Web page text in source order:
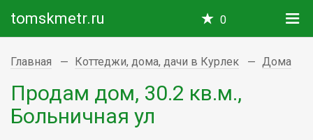
tomskmetr.ru 0
Главная Коттеджи, дома, дачи в Курлек Дома
Продам дом, 30.2 кв.м.,
Больничная ул